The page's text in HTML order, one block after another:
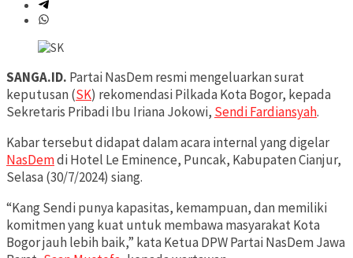
SANGA.ID. Partai NasDem resmi mengeluarkan surat
keputusan (SK) rekomendasi Pilkada Kota Bogor, kepada
Sekretaris Pribadi Ibu Iriana Jokowi, Sendi Fardiansyah.
Kabar tersebut didapat dalam acara internal yang digelar
NasDemdi Hotel Le Eminence, Puncak, Kabupaten Cianjur,
Selasa (30/7/2024) siang.
“Kang Sendi punya kapasitas, kemampuan, dan memiliki
komitmen yang kuat untuk membawa masyarakat Kota
Bogor jauh lebih baik,” kata Ketua DPW Partai NasDem Jawa